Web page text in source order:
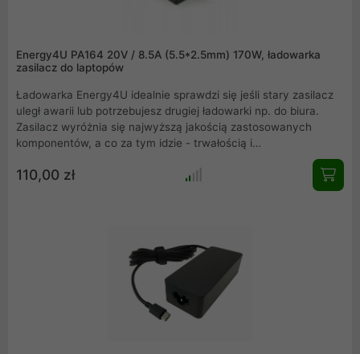
Energy4U PA164 20V / 8.5A (5.5*2.5mm) 170W, ładowarka
zasilacz do laptopów
Ładowarka Energy4U idealnie sprawdzi się jeśli stary zasilacz
uległ awarii lub potrzebujesz drugiej ładowarki np. do biura.
Zasilacz wyróżnia się najwyższą jakością zastosowanych
komponentów, a co za tym idzie - trwałością i
sprawdzi się jeśli stary zasilacz uległ awarii lub potrzebujesz
drugiej ładowarki np. do biura. Zasilacz wyróżnia się najwyższą
110,00 zł